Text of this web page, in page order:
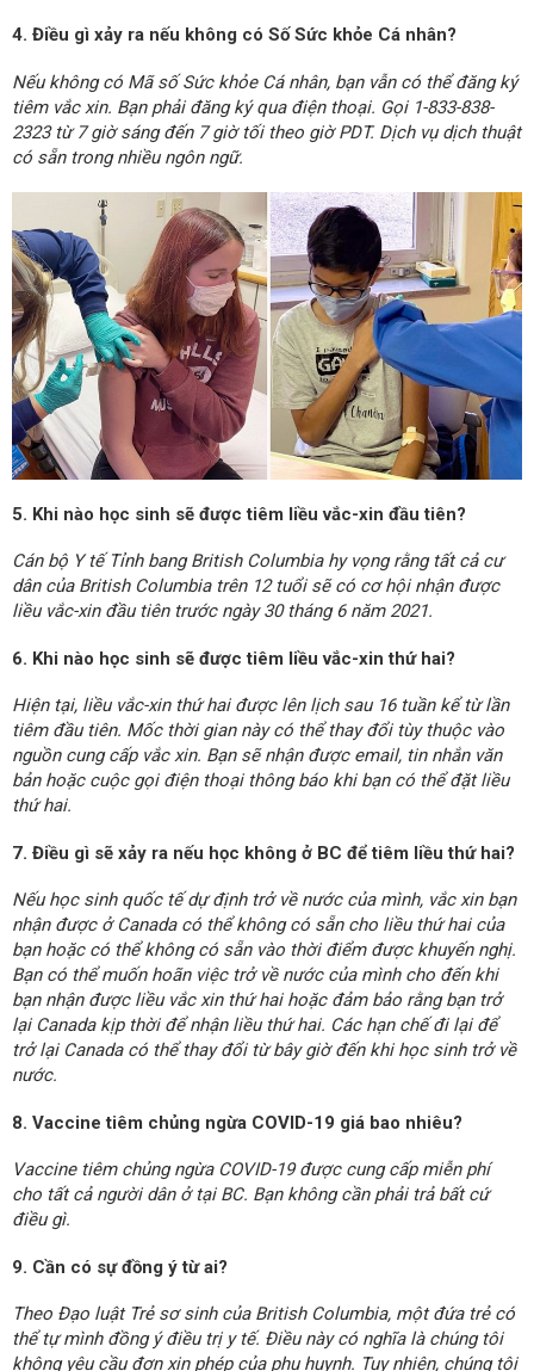
4. Điều gì xảy ra nếu không có Số Sức khỏe Cá nhân?
Nếu không có Mã số Sức khỏe Cá nhân, bạn vẫn có thể đăng ký
tiêm vắc xin. Bạn phải đăng ký qua điện thoại. Gọi 1-833-838-
2323 từ 7 giờ sáng đến 7 giờ tối theo giờ PDT. Dịch vụ dịch thuật
có sẵn trong nhiều ngôn ngữ.
5. Khi nào học sinh sẽ được tiêm liều vắc-xin đầu tiên?
Cán bộ Y tế Tỉnh bang British Columbia hy vọng rằng tất cả cư
dân của British Columbia trên 12 tuổi sẽ có cơ hội nhận được
liều vắc-xin đầu tiên trước ngày 30 tháng 6 năm 2021.
6. Khi nào học sinh sẽ được tiêm liều vắc-xin thứ hai?
Hiện tại, liều vắc-xin thứ hai được lên lịch sau 16 tuần kể từ lần
tiêm đầu tiên. Mốc thời gian này có thể thay đổi tùy thuộc vào
nguồn cung cấp vắc xin. Bạn sẽ nhận được email, tin nhắn văn
bản hoặc cuộc gọi điện thoại thông báo khi bạn có thể đặt liều
thứ hai.
7. Điều gì sẽ xảy ra nếu học không ở BC để tiêm liều thứ hai?
Nếu học sinh quốc tế dự định trở về nước của mình, vắc xin bạn
nhận được ở Canada có thể không có sẵn cho liều thứ hai của
bạn hoặc có thể không có sẵn vào thời điểm được khuyến nghị.
Bạn có thể muốn hoãn việc trở về nước của mình cho đến khi
bạn nhận được liều vắc xin thứ hai hoặc đảm bảo rằng bạn trở
lại Canada kịp thời để nhận liều thứ hai. Các hạn chế đi lại để
trở lại Canada có thể thay đổi từ bây giờ đến khi học sinh trở về
nước.
8. Vaccine tiêm chủng ngừa COVID-19 giá bao nhiêu?
Vaccine tiêm chủng ngừa COVID-19 được cung cấp miễn phí
cho tất cả người dân ở tại BC. Bạn không cần phải trả bất cứ
điều gì.
9. Cần có sự đồng ý từ ai?
Theo Đạo luật Trẻ sơ sinh của British Columbia, một đứa trẻ có
thể tự mình đồng ý điều trị y tế. Điều này có nghĩa là chúng tôi
không yêu cầu đơn xin phép của phụ huynh. Tuy nhiên, chúng tôi